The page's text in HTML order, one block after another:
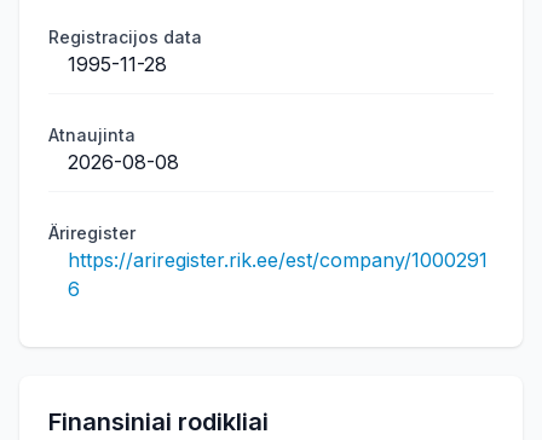
Registracijos data
1995-11-28
Atnaujinta
2026-08-08
Äriregister
https://ariregister.rik.ee/est/company/1000291
6
Finansiniai rodikliai